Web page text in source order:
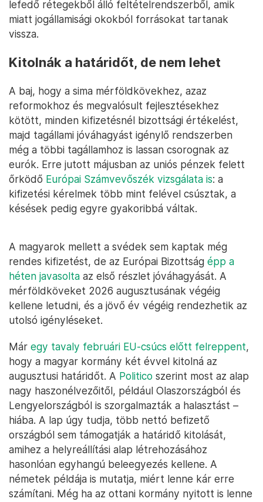
lefedő rétegekből álló feltételrendszerből, amik
miatt jogállamisági okokból forrásokat tartanak
vissza.
Kitolnák a határidőt, de nem lehet
A baj, hogy a sima mérföldkövekhez, azaz
reformokhoz és megvalósult fejlesztésekhez
kötött, minden kifizetésnél bizottsági értékelést,
majd tagállami jóváhagyást igénylő rendszerben
még a többi tagállamhoz is lassan csorognak az
eurók. Erre jutott májusban az uniós pénzek felett
őrködő Európai Számvevőszék vizsgálata is: a
kifizetési kérelmek több mint felével csúsztak, a
késések pedig egyre gyakoribbá váltak.
A magyarok mellett a svédek sem kaptak még
rendes kifizetést, de az Európai Bizottság épp a
héten javasolta az első részlet jóváhagyását. A
mérföldköveket 2026 augusztusának végéig
kellene letudni, és a jövő év végéig rendezhetik az
utolsó igényléseket.
Már egy tavaly februári EU-csúcs előtt felreppent,
hogy a magyar kormány két évvel kitolná az
augusztusi határidőt. A Politico szerint most az alap
nagy haszonélvezőitől, például Olaszországból és
Lengyelországból is szorgalmazták a halasztást –
hiába. A lap úgy tudja, több nettó befizető
országból sem támogatják a határidő kitolását,
amihez a helyreállítási alap létrehozásához
hasonlóan egyhangú beleegyezés kellene. A
németek példája is mutatja, miért lenne kár erre
számítani. Még ha az ottani kormány nyitott is lenne